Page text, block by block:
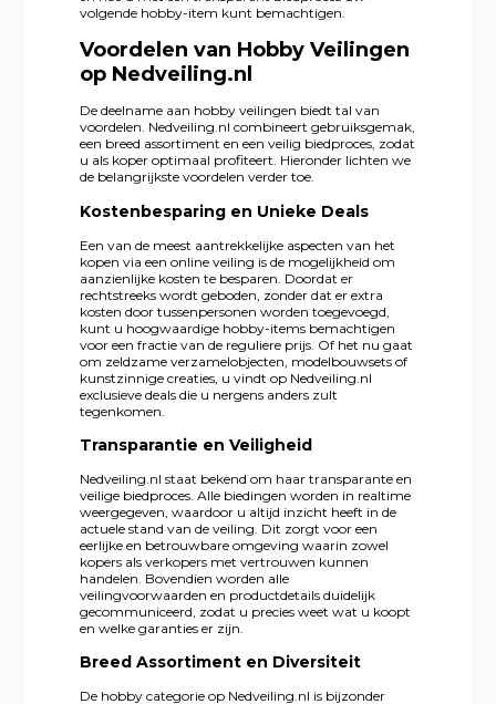
volgende hobby-item kunt bemachtigen.
Voordelen van Hobby Veilingen
op Nedveiling.nl
De deelname aan hobby veilingen biedt tal van
voordelen. Nedveiling.nl combineert gebruiksgemak,
een breed assortiment en een veilig biedproces, zodat
u als koper optimaal profiteert. Hieronder lichten we
de belangrijkste voordelen verder toe.
Kostenbesparing en Unieke Deals
Een van de meest aantrekkelijke aspecten van het
kopen via een online veiling is de mogelijkheid om
aanzienlijke kosten te besparen. Doordat er
rechtstreeks wordt geboden, zonder dat er extra
kosten door tussenpersonen worden toegevoegd,
kunt u hoogwaardige hobby-items bemachtigen
voor een fractie van de reguliere prijs. Of het nu gaat
om zeldzame verzamelobjecten, modelbouwsets of
kunstzinnige creaties, u vindt op Nedveiling.nl
exclusieve deals die u nergens anders zult
tegenkomen.
Transparantie en Veiligheid
Nedveiling.nl staat bekend om haar transparante en
veilige biedproces. Alle biedingen worden in realtime
weergegeven, waardoor u altijd inzicht heeft in de
actuele stand van de veiling. Dit zorgt voor een
eerlijke en betrouwbare omgeving waarin zowel
kopers als verkopers met vertrouwen kunnen
handelen. Bovendien worden alle
veilingvoorwaarden en productdetails duidelijk
gecommuniceerd, zodat u precies weet wat u koopt
en welke garanties er zijn.
Breed Assortiment en Diversiteit
De hobby categorie op Nedveiling.nl is bijzonder